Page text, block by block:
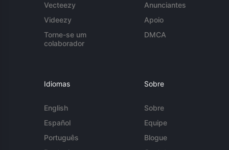
Vecteezy
Videezy
Torne-se um
colaborador
Anunciantes
Apoio
DMCA
Idiomas
English
Español
Português
Sobre
Sobre
Equipe
Blogue